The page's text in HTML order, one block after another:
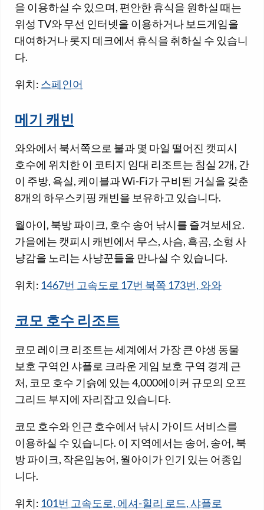
을 이용하실 수 있으며, 편안한 휴식을 원하실 때는
위성 TV와 무선 인터넷을 이용하거나 보드게임을
대여하거나 롯지 데크에서 휴식을 취하실 수 있습니
다.
위치: 스페인어
메기 캐빈
와와에서 북서쪽으로 불과 몇 마일 떨어진 캣피시
호수에 위치한 이 코티지 임대 리조트는 침실 2개, 간
이 주방, 욕실, 케이블과 Wi-Fi가 구비된 거실을 갖춘
8개의 하우스키핑 캐빈을 보유하고 있습니다.
월아이, 북방 파이크, 호수 송어 낚시를 즐겨보세요.
가을에는 캣피시 캐빈에서 무스, 사슴, 흑곰, 소형 사
냥감을 노리는 사냥꾼들을 만나실 수 있습니다.
위치: 1467번 고속도로 17번 북쪽 173번, 와와
코모 호수 리조트
코모 레이크 리조트는 세계에서 가장 큰 야생 동물
보호 구역인 샤플로 크라운 게임 보호 구역 경계 근
처, 코모 호수 기슭에 있는 4,000에이커 규모의 오프
그리드 부지에 자리잡고 있습니다.
코모 호수와 인근 호수에서 낚시 가이드 서비스를
이용하실 수 있습니다. 이 지역에서는 송어, 송어, 북
방 파이크, 작은입농어, 월아이가 인기 있는 어종입
니다.
위치: 101번 고속도로, 에셔-힐리 로드, 샤플로